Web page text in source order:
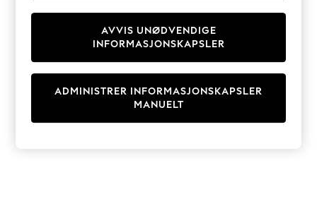
Knitwear
Cardigans
Dresses
Sets & Outfits
T-Shirts
ADMINISTRER INFORMASJONSKAPSLER
MANUELT
AVVIS UNØDVENDIGE
INFORMASJONSKAPSLER